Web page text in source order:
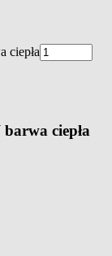
ciepła
ciepła